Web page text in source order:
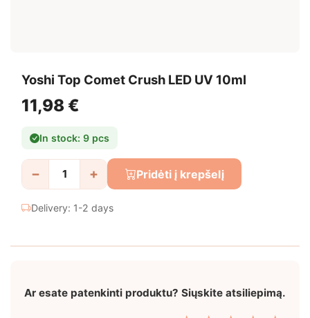
Yoshi Top Comet Crush LED UV 10ml
11,98 €
In stock: 9 pcs
− + Pridėti į krepšelį
Delivery: 1-2 days
Ar esate patenkinti produktu? Siųskite atsiliepimą.